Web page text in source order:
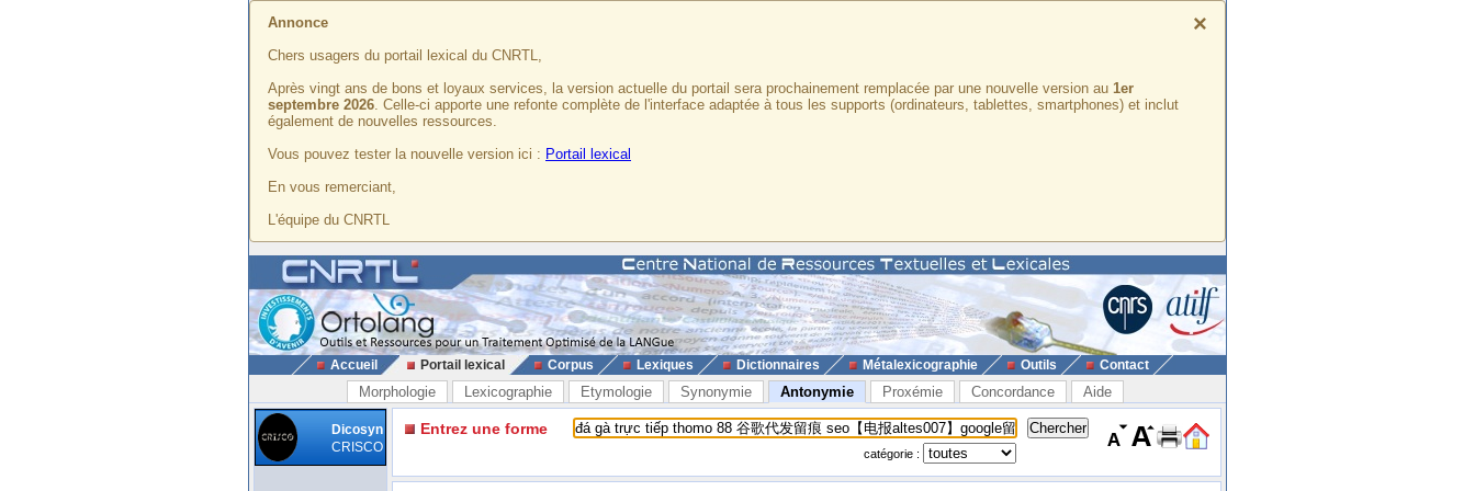
×
Annonce
Chers usagers du portail lexical du CNRTL,
Après vingt ans de bons et loyaux services, la version actuelle du portail sera prochainement remplacée par une nouvelle version au 1er
septembre 2026. Celle-ci apporte une refonte complète de l'interface adaptée à tous les supports (ordinateurs, tablettes, smartphones) et inclut
également de nouvelles ressources.
Vous pouvez tester la nouvelle version ici : Portail lexical
En vous remerciant,
L'équipe du CNRTL
Accueil Portail lexical Corpus Lexiques Dictionnaires Métalexicographie Outils Contact
Morphologie Lexicographie Etymologie Synonymie Antonymie Proxémie Concordance Aide
Dicosyn
CRISCO
Entrez une forme
catégorie :